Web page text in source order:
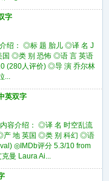
字
绍： ◎标 题 胎儿 ◎译 名 J
国 ◎类 别 恐怖 ◎语 言 英语
(280人评价) ◎导 演 乔尔林
...
英双字
容介绍： ◎译 名 时空乱流
产 地 英国 ◎类 别 科幻 ◎语
◎IMDb评分 5.3/10 from
曼 Laura Ai...